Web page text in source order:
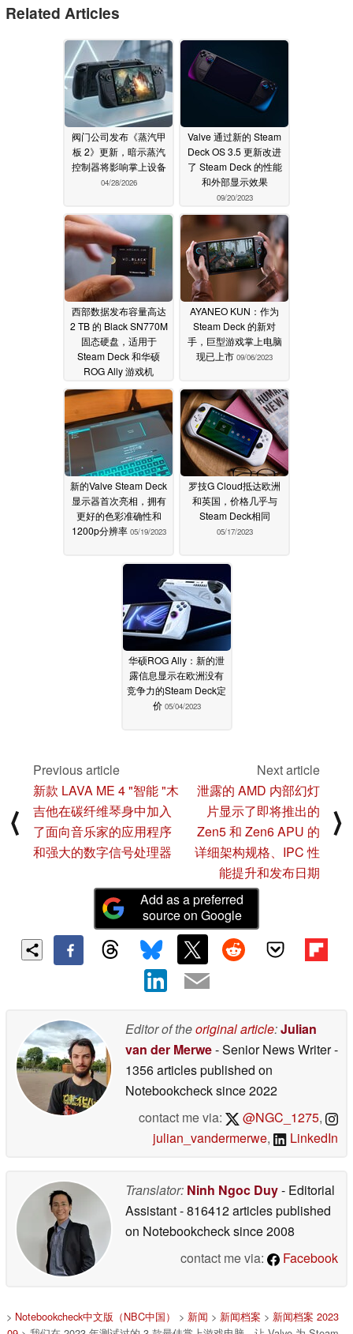
Related Articles
阀门公司发布《蒸汽甲
板 2》更新，暗示蒸汽
控制器将影响掌上设备
04/28/2026
Valve 通过新的 Steam
Deck OS 3.5 更新改进
了 Steam Deck 的性能
和外部显示效果
09/20/2023
西部数据发布容量高达
2 TB 的 Black SN770M
固态硬盘，适用于
Steam Deck 和华硕
ROG Ally 游戏机
09/14/2023
AYANEO KUN：作为
Steam Deck 的新对
手，巨型游戏掌上电脑
现已上市 09/06/2023
新的Valve Steam Deck
显示器首次亮相，拥有
更好的色彩准确性和
1200p分辨率 05/19/2023
罗技G Cloud抵达欧洲
和英国，价格几乎与
Steam Deck相同
05/17/2023
华硕ROG Ally：新的泄
露信息显示在欧洲没有
竞争力的Steam Deck定
价 05/04/2023
⟨
Previous article
新款 LAVA ME 4 "智能 "木
吉他在碳纤维琴身中加入
了面向音乐家的应用程序
和强大的数字信号处理器
Next article
泄露的 AMD 内部幻灯
片显示了即将推出的
Zen5 和 Zen6 APU 的
详细架构规格、IPC 性
能提升和发布日期
⟩
Add as a preferred
source on Google
Editor of theoriginal article:Julian
van der Merwe- Senior News Writer-
1356 articles published on
Notebookchecksince 2022
contact me via:
@NGC_1275,
julian_vandermerwe, LinkedIn
Translator: Ninh Ngoc Duy- Editorial
Assistant- 816412 articles published
on Notebookchecksince 2008
contact me via:
Facebook
> Notebookcheck中文版（NBC中国） > 新闻 > 新闻档案 > 新闻档案 2023